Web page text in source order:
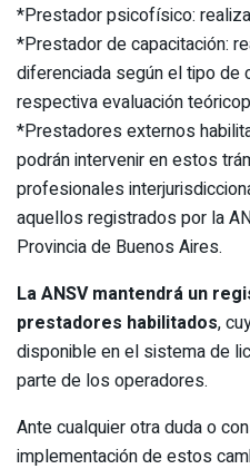
*Prestador psicofísico:
*Prestador de capacitación:
diferenciada según el tipo de
respectiva evaluación
*Prestadores externos
podrán intervenir en estos
profesionales
aquellos registrados por la
Provincia de Buenos Aires.
La ANSV mantendrá un
prestadores habilitados,
disponible en el sistema de
parte de los operadores.
Ante cualquier otra duda o
implementación de estos